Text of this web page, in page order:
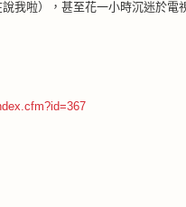
我啦），甚至花一小時沉迷於電